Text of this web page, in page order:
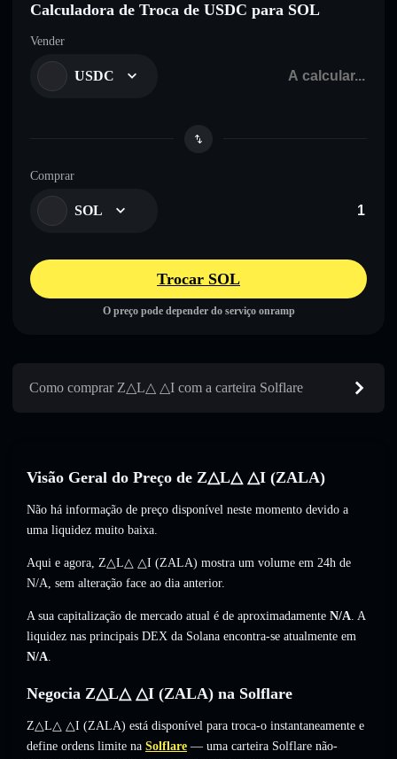
Calculadora de Troca de USDC para SOL
Vender
USDC
Comprar
SOL
Trocar SOL
O preço pode depender do serviço onramp
Como comprar Z△L△ △I com a carteira Solflare
Visão Geral do Preço de Z△L△ △I (ZALA)
Não há informação de preço disponível neste momento devido a
uma liquidez muito baixa.
Aqui e agora, Z△L△ △I (ZALA) mostra um volume em 24h de
N/A, sem alteração face ao dia anterior.
A sua capitalização de mercado atual é de aproximadamente N/A. A
liquidez nas principais DEX da Solana encontra-se atualmente em
N/A.
Negocia Z△L△ △I (ZALA) na Solflare
Z△L△ △I (ZALA) está disponível para troca-o instantaneamente e
define ordens limite na Solflare — uma carteira Solflare não-